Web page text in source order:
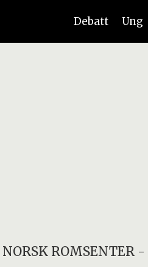
Debatt Ung
NORSK ROMSENTER-